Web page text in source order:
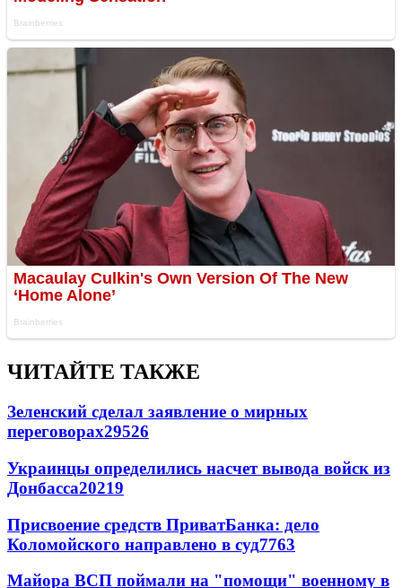
ЧИТАЙТЕ ТАКЖЕ
Зеленский сделал заявление о мирных
переговорах29526
Украинцы определились насчет вывода войск из
Донбасса20219
Присвоение средств ПриватБанка: дело
Коломойского направлено в суд7763
Майора ВСП поймали на "помощи" военному в